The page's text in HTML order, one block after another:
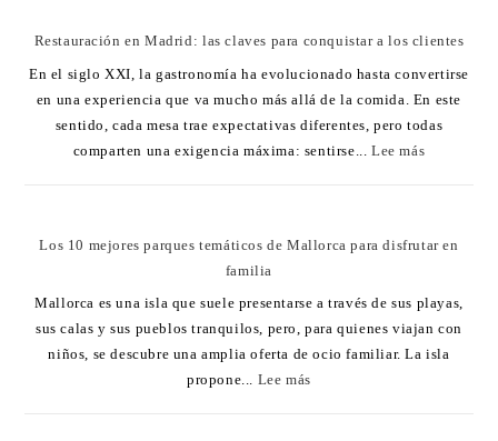
Restauración en Madrid: las claves para conquistar a los clientes
En el siglo XXI, la gastronomía ha evolucionado hasta convertirse
en una experiencia que va mucho más allá de la comida. En este
sentido, cada mesa trae expectativas diferentes, pero todas
comparten una exigencia máxima: sentirse...Lee más
Los 10 mejores parques temáticos de Mallorca para disfrutar en
familia
Mallorca es una isla que suele presentarse a través de sus playas,
sus calas y sus pueblos tranquilos, pero, para quienes viajan con
niños, se descubre una amplia oferta de ocio familiar. La isla
propone... Lee más